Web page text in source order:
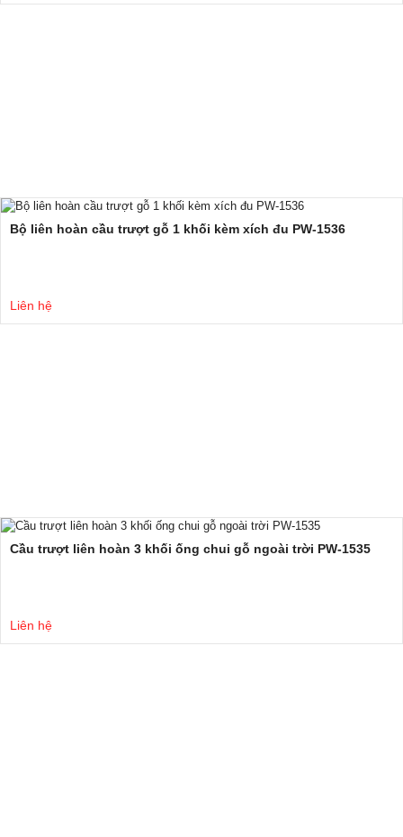
Bộ liên hoàn cầu trượt gỗ 1 khối kèm xích đu PW-1536
Liên hệ
Cầu trượt liên hoàn 3 khối ống chui gỗ ngoài trời PW-1535
Liên hệ